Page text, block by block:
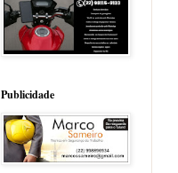
Publicidade